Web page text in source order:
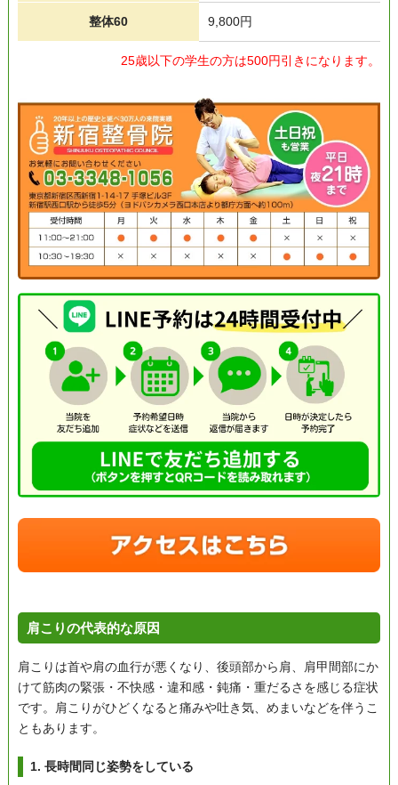
整体60 9,800円
25歳以下の学生の方は500円引きになります。
肩こりの代表的な原因
肩こりは首や肩の血行が悪くなり、後頭部から肩、肩甲間部にか
けて筋肉の緊張・不快感・違和感・鈍痛・重だるさを感じる症状
です。肩こりがひどくなると痛みや吐き気、めまいなどを伴うこ
ともあります。
1. 長時間同じ姿勢をしている